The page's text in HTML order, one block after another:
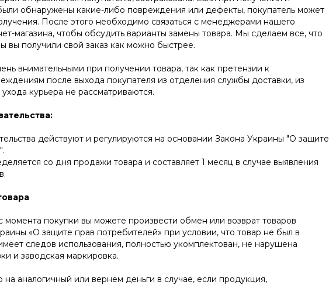
обнаружены какие-либо повреждения или дефекты, покупатель может
После этого необходимо связаться с менеджерами нашего
магазина, чтобы обсудить варианты замены товара. Мы сделаем все, что
вы получили свой заказ как можно быстрее.
внимательными при получении товара, так как претензии к
после выхода покупателя из отделения службы доставки, из
курьера не рассматриваются.
действуют и регулируются на основании Закона Украины "О защите
со дня продажи товара и составляет 1 месяц в случае выявления
момента покупки вы можете произвести обмен или возврат товаров
«О защите прав потребителей» при условии, что товар не был в
следов использования, полностью укомплектован, не нарушена
и заводская маркировка.
аналогичный или вернем деньги в случае, если продукция,